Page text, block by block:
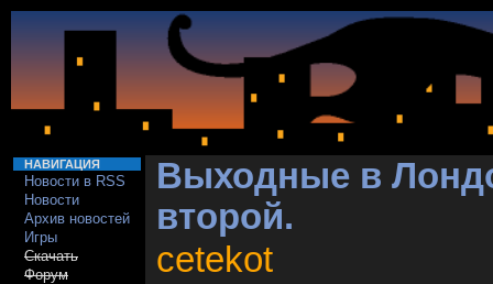
НАВИГАЦИЯ
Новости в RSS
Новости
Архив новостей
Игры
Скачать
Форум
Выходные в
второй.
cetekot